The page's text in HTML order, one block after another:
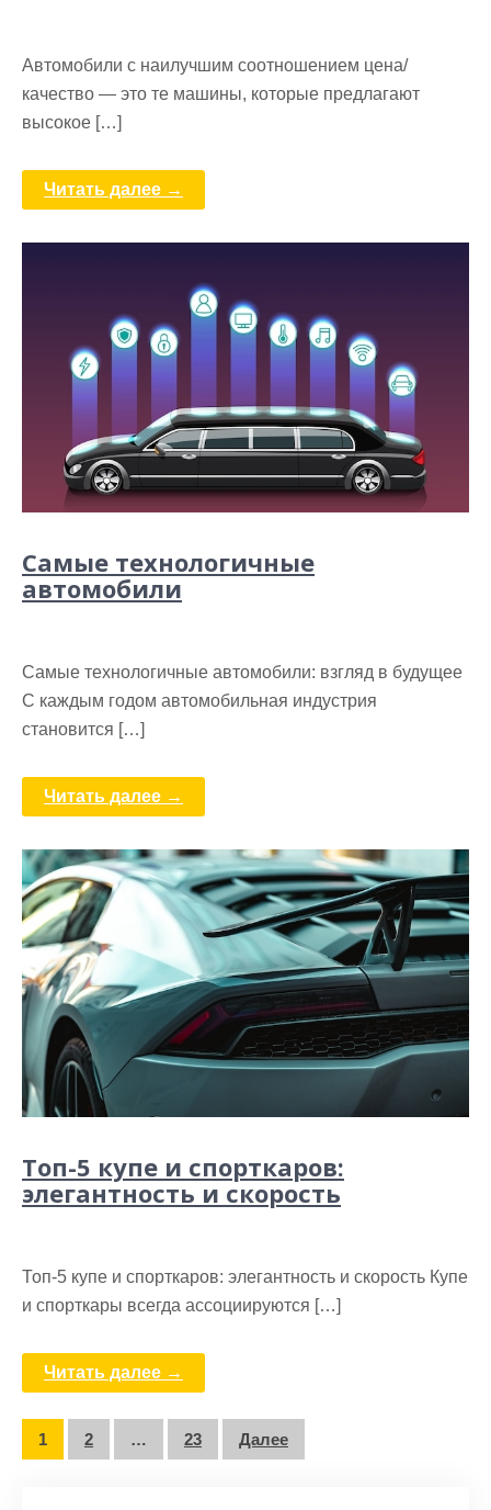
Автомобили с наилучшим соотношением цена/
качество — это те машины, которые предлагают
высокое […]
Читать далее →
Самые технологичные
автомобили
Самые технологичные автомобили: взгляд в будущее
С каждым годом автомобильная индустрия
становится […]
Читать далее →
Топ-5 купе и спорткаров:
элегантность и скорость
Топ-5 купе и спорткаров: элегантность и скорость Купе
и спорткары всегда ассоциируются […]
Читать далее →
Пагинация
1 2 … 23 Далее